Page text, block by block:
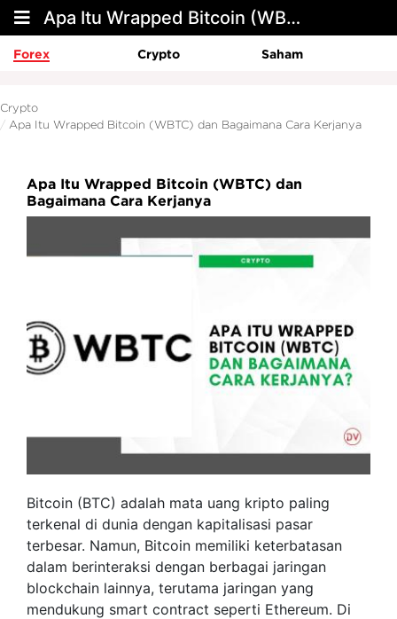
Apa Itu Wrapped Bitcoin (WBTC) dan Bagaimana Cara Kerjanya
Forex Crypto Saham
Crypto
Apa Itu Wrapped Bitcoin (WBTC) dan Bagaimana Cara Kerjanya
Apa Itu Wrapped Bitcoin (WBTC) dan
Bagaimana Cara Kerjanya
Bitcoin (BTC) adalah mata uang kripto paling
terkenal di dunia dengan kapitalisasi pasar
terbesar. Namun, Bitcoin memiliki keterbatasan
dalam berinteraksi dengan berbagai jaringan
blockchain lainnya, terutama jaringan yang
mendukung smart contract seperti Ethereum. Di